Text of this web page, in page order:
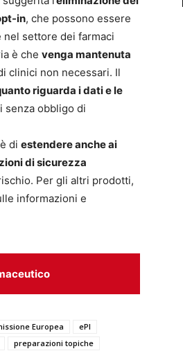
in, che possono essere
nel settore dei farmaci
è che venga mantenuta
clinici non necessari. Il
riguarda i dati e le
senza obbligo di
di estendere anche ai
di sicurezza
Per gli altri prodotti,
informazioni e
Europea
ePI
preparazioni topiche